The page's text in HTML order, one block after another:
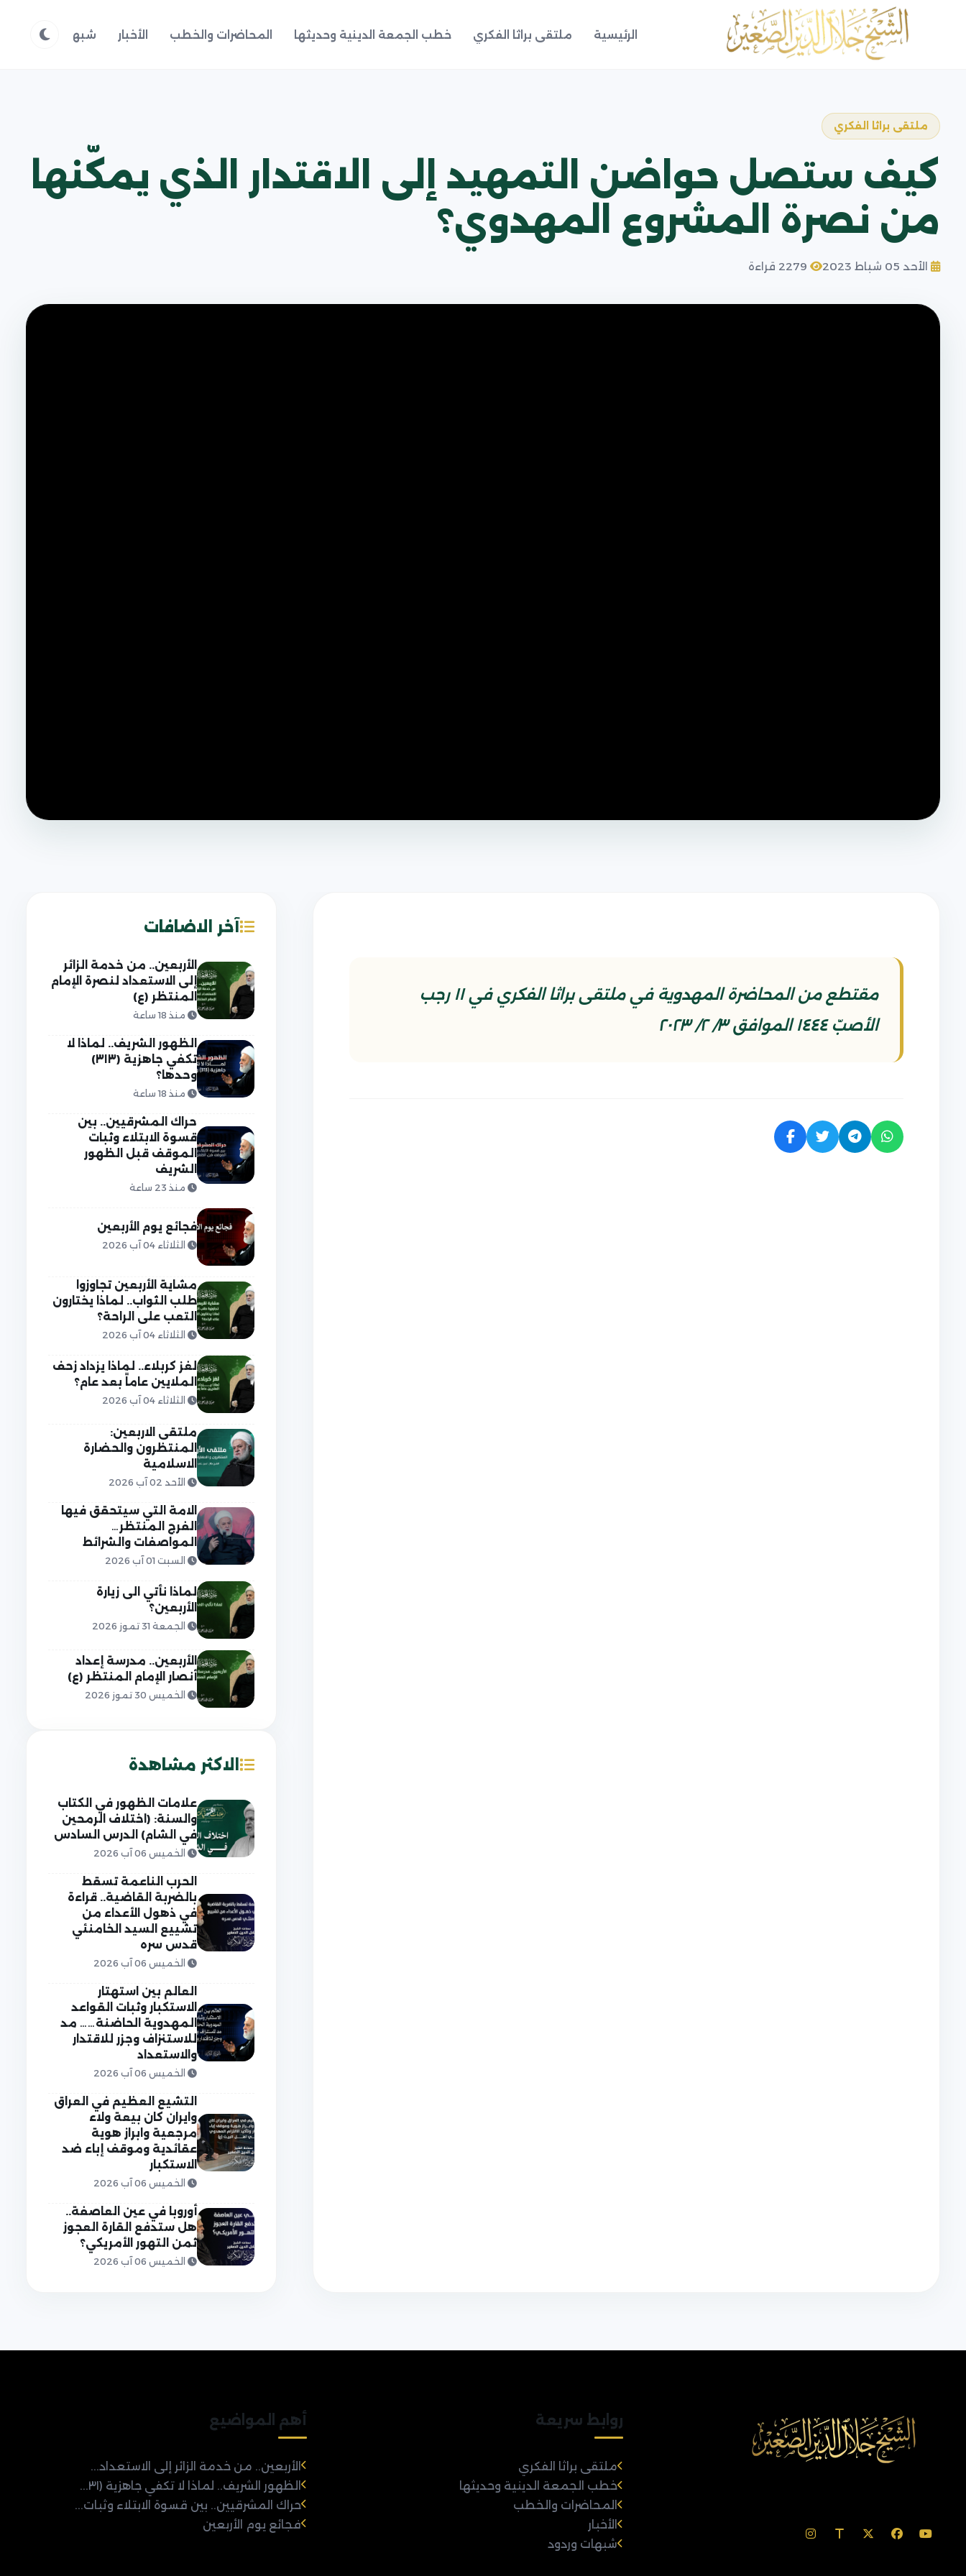
الرئيسية ملتقى براثا الفكري خطب الجمعة الدينية وحديثها المحاضرات والخطب الأخبار شبهات وردود
ملتقى براثا الفكري
كيف ستصل حواضن التمهيد إلى الاقتدار الذي يمكّنها
من نصرة المشروع المهدوي؟
الأحد 05 شباط 2023
مقتطع من المحاضرة المهدوية في ملتقى براثا الفكري في ١١ رجب
الأصبّ ١٤٤٤ الموافق ٣/ ٢/ ٢٠٢٣
آخر الاضافات
الأربعين.. من خدمة الزائر
إلى الاستعداد لنصرة الإمام
المنتظر (ع)
منذ 18 ساعة
الظهور الشريف.. لماذا لا
تكفي جاهزية (٣١٣)
وحدها؟
منذ 18 ساعة
حراك المشرقيين.. بين
قسوة الابتلاء وثبات
الموقف قبل الظهور
الشريف
منذ 23 ساعة
فجائع يوم الأربعين
الثلاثاء 04 آب 2026
مشاية الأربعين تجاوزوا
طلب الثواب.. لماذا يختارون
التعب على الراحة؟
الثلاثاء 04 آب 2026
لغز كربلاء.. لماذا يزداد زحف
الملايين عاماً بعد عام؟
الثلاثاء 04 آب 2026
ملتقى الاربعين:
المنتظرون والحضارة
الاسلامية
الأحد 02 آب 2026
الامة التي سيتحقق فيها
الفرج المنتظر…
المواصفات والشرائط
السبت 01 آب 2026
لماذا نأتي الى زيارة
الأربعين؟
الجمعة 31 تموز 2026
الأربعين.. مدرسة إعداد
أنصار الإمام المنتظر (ع)
الخميس 30 تموز 2026
الاكثر مشاهدة
علامات الظهور في الكتاب
والسنة: (اختلاف الرمحين
في الشام) الدرس السادس
الخميس 06 آب 2026
الحرب الناعمة تسقط
بالضربة القاضية.. قراءة
في ذهول الأعداء من
تشييع السيد الخامنئي
قدس سره
الخميس 06 آب 2026
العالم بين استهتار
الاستكبار وثبات القواعد
المهدوية الحاضنة…… مد
للاستنزاف وجزر للاقتدار
والاستعداد
الخميس 06 آب 2026
التشيع العظيم في العراق
وايران كان بيعة ولاء
مرجعية وابراز هوية
عقائدية وموقف إباء ضد
الاستكبار
الخميس 06 آب 2026
أوروبا في عين العاصفة..
هل ستدفع القارة العجوز
ثمن التهور الأمريكي؟
الخميس 06 آب 2026
روابط سريعة
ملتقى براثا الفكري
خطب الجمعة الدينية وحديثها
المحاضرات والخطب
الأخبار
شبهات وردود
أهم المواضيع
الأربعين.. من خدمة الزائر إلى الاستعداد...
الظهور الشريف.. لماذا لا تكفي جاهزية (٣١...
حراك المشرقيين.. بين قسوة الابتلاء وثبات...
فجائع يوم الأربعين